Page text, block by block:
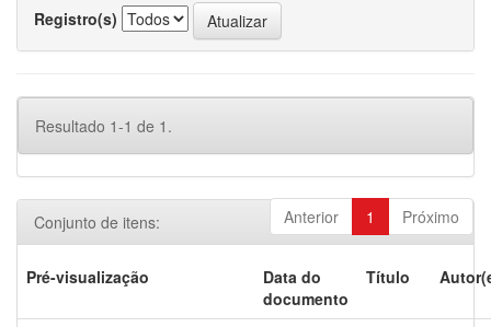
Registro(s)
Resultado 1-1 de 1.
Anterior 1 Próximo
Conjunto de itens:
Pré-visualização
Data do
documento
Título